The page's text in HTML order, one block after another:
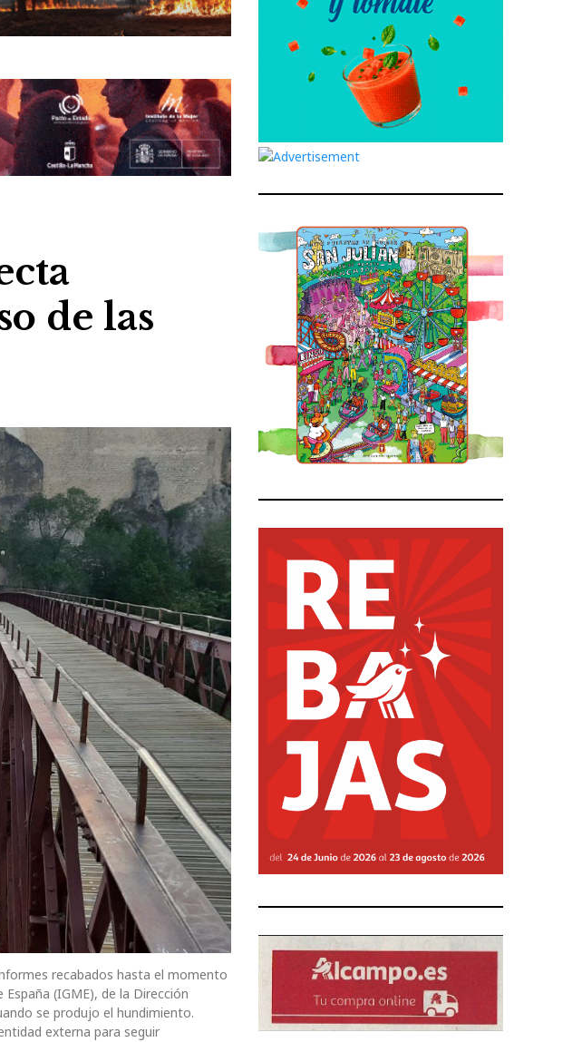
de las
recabados hasta el momento
(IGME), de la Dirección
se produjo el hundimiento.
externa para seguir